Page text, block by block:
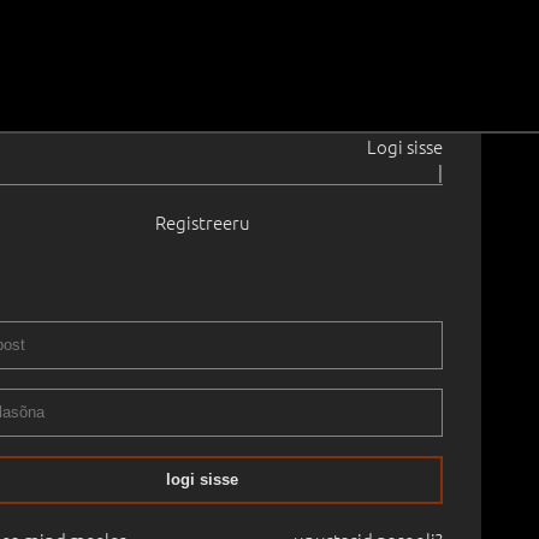
Logi sisse
|
Registreeru
logi sisse
cmSaadavus:SaadavalTeos ei asu galeriis,
ühendust.
30.06.2026